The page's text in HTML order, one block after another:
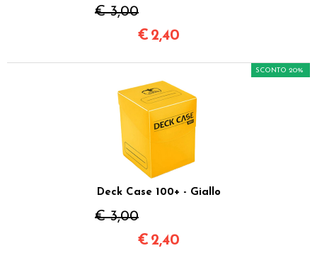
€ 3,00
€ 2,40
Deck Case 100+ - Giallo
€ 3,00
SCONTO 20%
€ 2,40